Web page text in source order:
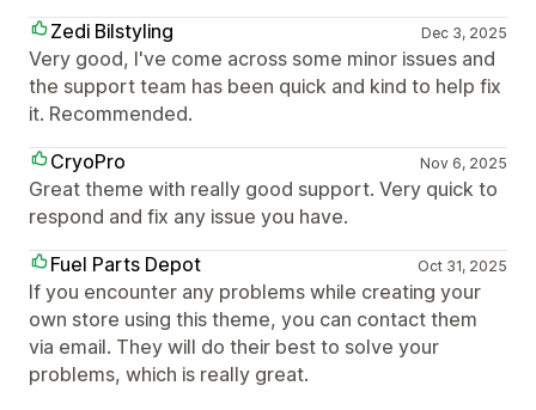
Zedi Bilstyling
Dec 3, 2025
Very good, I've come across some minor issues and
the support team has been quick and kind to help fix
it. Recommended.
CryoPro
Nov 6, 2025
Great theme with really good support. Very quick to
respond and fix any issue you have.
Fuel Parts Depot
Oct 31, 2025
If you encounter any problems while creating your
own store using this theme, you can contact them
via email. They will do their best to solve your
problems, which is really great.